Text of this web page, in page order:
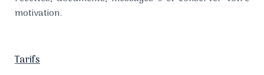
motivation.
Tarifs